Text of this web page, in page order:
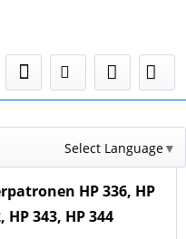
Select Language▼
HP 336, HP
HP 343, HP 344